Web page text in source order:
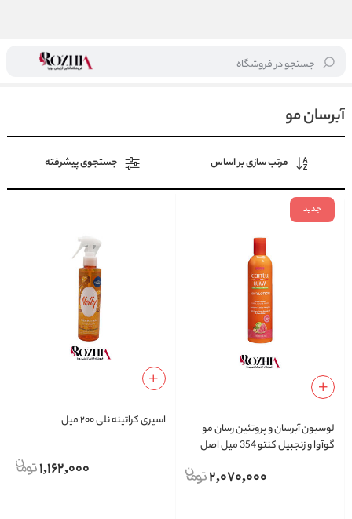
جستجو در فروشگاه خانه / مراقبت از مو/ آبرسان مو
آبرسان مو
مرتب سازی بر اساس جستجوی پیشرفته
جدید
لوسیون آبرسان و پروتئین رسان مو
گوآوا و زنجبیل کنتو 354 میل اصل
2,070,000
اسپری کراتینه نلی ۲۰۰ میل
1,162,000